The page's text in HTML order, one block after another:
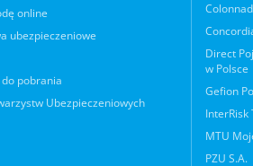
online
ubezpieczeniowe
pobrania
Ubezpieczeniowych
Direct
w Polsce
Gefion
InterRisk
MTU
PZU S.A.